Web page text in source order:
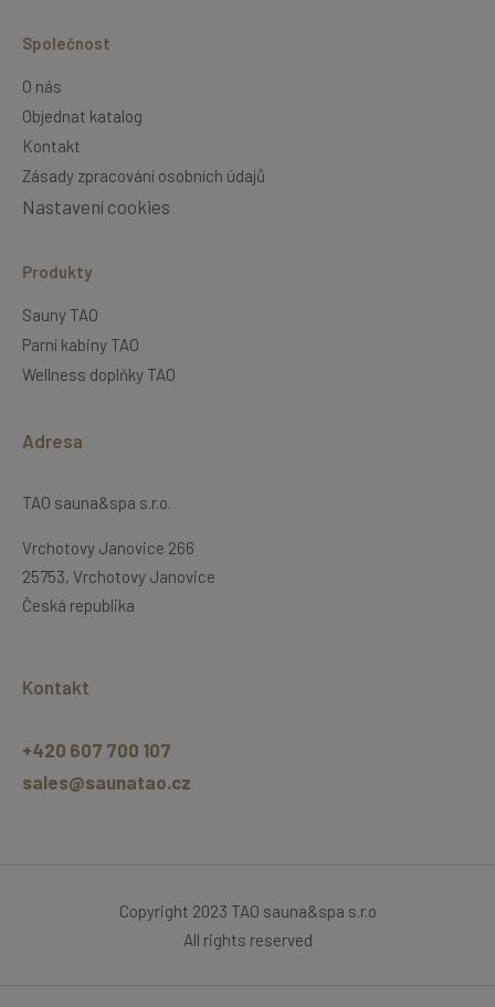
Společnost
O nás
Objednat katalog
Kontakt
Zásady zpracování osobních údajů
Nastavení cookies
Produkty
Sauny TAO
Parní kabiny TAO
Wellness doplňky TAO
Adresa
TAO sauna&spa s.r.o.
Vrchotovy Janovice 266
25753, Vrchotovy Janovice
Česká republika
Kontakt
+420 607 700 107
sales@saunatao.cz
Copyright 2023 TAO sauna&spa s.r.o
All rights reserved